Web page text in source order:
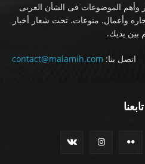
وأهم الموضوعات فى الشأن العربى
وأعمال. منوعات. تحت شعار أخبار
بين يديك.
اتصل بنا: contact@malamih.com
تابعنا